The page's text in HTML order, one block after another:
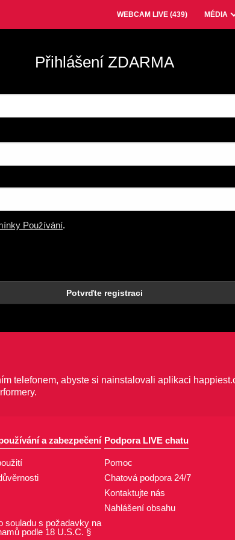
WEBCAM LIVE (439) MÉDIA
Přihlášení ZDARMA
Používání.
Potvrďte registraci
telefonem, abyste si nainstalovali aplikaci
a zabezpečení
souladu s požadavky na
podle 18 U.S.C. §
Podpora LIVE chatu
Pomoc
Chatová podpora 24/7
Kontaktujte nás
Nahlášení obsahu